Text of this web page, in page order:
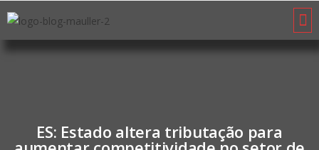
ES: Estado altera tributação para